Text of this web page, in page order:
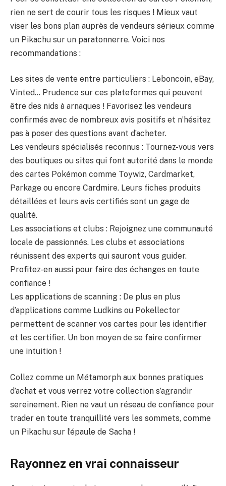
rien ne sert de courir tous les risques ! Mieux vaut
viser les bons plan auprès de vendeurs sérieux comme
un Pikachu sur un paratonnerre. Voici nos
recommandations :
Les sites de vente entre particuliers : Leboncoin, eBay,
Vinted… Prudence sur ces plateformes qui peuvent
être des nids à arnaques ! Favorisez les vendeurs
confirmés avec de nombreux avis positifs et n’hésitez
pas à poser des questions avant d’acheter.
Les vendeurs spécialisés reconnus : Tournez-vous vers
des boutiques ou sites qui font autorité dans le monde
des cartes Pokémon comme Toywiz, Cardmarket,
Parkage ou encore Cardmire. Leurs fiches produits
détaillées et leurs avis certifiés sont un gage de
qualité.
Les associations et clubs : Rejoignez une communauté
locale de passionnés. Les clubs et associations
réunissent des experts qui sauront vous guider.
Profitez-en aussi pour faire des échanges en toute
confiance !
Les applications de scanning : De plus en plus
d’applications comme Ludkins ou Pokellector
permettent de scanner vos cartes pour les identifier
et les certifier. Un bon moyen de se faire confirmer
une intuition !
Collez comme un Métamorph aux bonnes pratiques
d’achat et vous verrez votre collection s’agrandir
sereinement. Rien ne vaut un réseau de confiance pour
trader en toute tranquillité vers les sommets, comme
un Pikachu sur l’épaule de Sacha !
Rayonnez en vrai connaisseur